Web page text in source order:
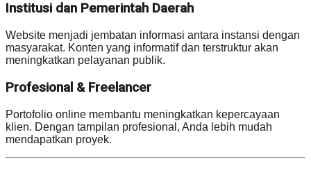
Institusi dan Pemerintah Daerah
Website menjadi jembatan informasi antara instansi dengan
masyarakat. Konten yang informatif dan terstruktur akan
meningkatkan pelayanan publik.
Profesional & Freelancer
Portofolio online membantu meningkatkan kepercayaan
klien. Dengan tampilan profesional, Anda lebih mudah
mendapatkan proyek.